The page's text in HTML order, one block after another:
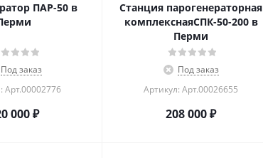
ПАР-50 в
Под заказ
Арт.00002776
000₽
Станция парогенераторная
комплекснаяСПК-50-200 в
Перми
Под заказ
Артикул: Арт.00026655
208 000₽